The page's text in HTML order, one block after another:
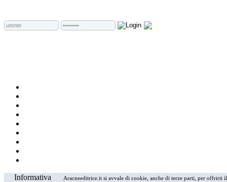
Informativa Aracneeditrice.it si avvale di cookie, anche di terze parti, per